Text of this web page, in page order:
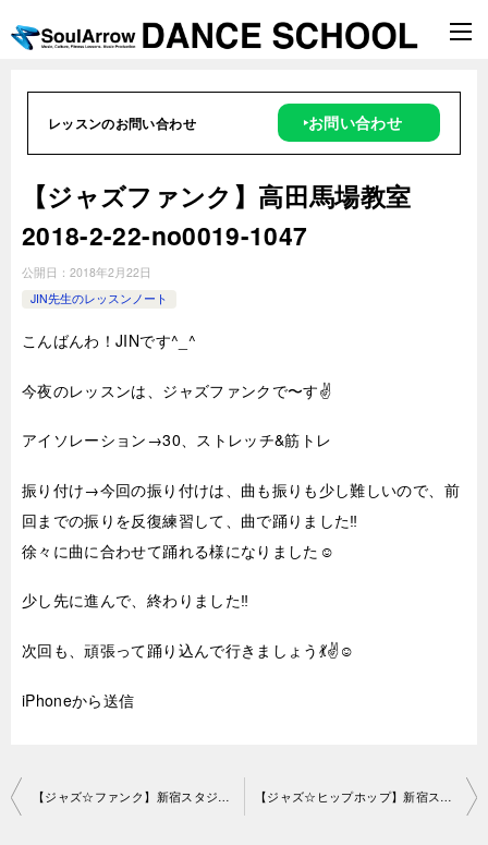
レッスンのお問い合わせ ‣お問い合わせ
【ジャズファンク】高田馬場教室
2018-2-22-no0019-1047
公開日： 2018年2月22日
JIN先生のレッスンノート
こんばんわ！JINです^_^
今夜のレッスンは、ジャズファンクで〜す✌️
アイソレーション→30、ストレッチ&筋トレ
振り付け→今回の振り付けは、曲も振りも少し難しいので、前
回までの振りを反復練習して、曲で踊りました‼︎
徐々に曲に合わせて踊れる様になりました☺️
少し先に進んで、終わりました‼︎
次回も、頑張って踊り込んで行きましょう💃✌️☺️
iPhoneから送信
投
【ジャズ☆ファンク】新宿スタジオ2018-2-22-no0019-1095 【ジャズ☆ヒップホップ】新宿スタジオ2018-2-26-no0019-1095